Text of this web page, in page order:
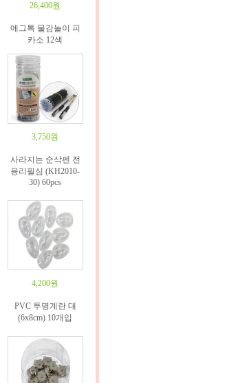
26,400원
에그톡 물감놀이 피
카소 12색
3,750원
사라지는 순삭펜 전
용리필심 (KH2010-
30) 60pcs
4,200원
PVC 투명계란 대
(6x8cm) 10개입